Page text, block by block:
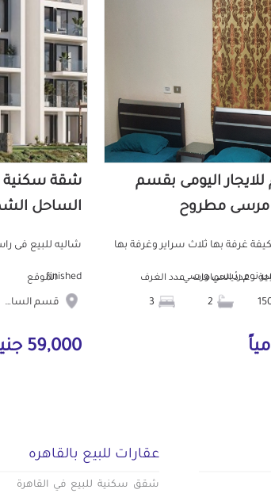
سكنية 150م للايجار اليومى بقسم
مرسى مطروح
غرفة بها ثلاث سراير وغرفة بها
عدد الحمامات عدد الغرف
الساحل
finishedالموقع
قسم الساحل الشمالى
59,000 جنيه
عقارات للبيع بالقاهره
شقق سكنية للبيع في القاهرة